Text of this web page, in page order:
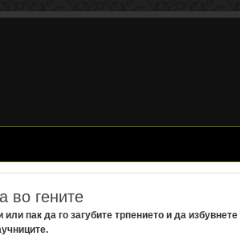
во гените
пак да го загубите трпението и да избувнете